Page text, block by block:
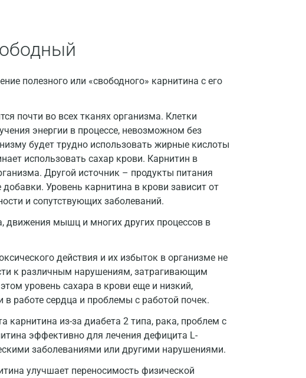
полезного или «свободного» карнитина с его
почти во всех тканях организма. Клетки
энергии в процессе, невозможном без
будет трудно использовать жирные кислоты
использовать сахар крови. Карнитин в
Другой источник – продукты питания
Уровень карнитина в крови зависит от
и сопутствующих заболеваний.
движения мышц и многих других процессов в
действия и их избыток в организме не
к различным нарушениям, затрагивающим
уровень сахара в крови еще и низкий,
работе сердца и проблемы с работой почек.
из-за диабета 2 типа, рака, проблем с
эффективно для лечения дефицита L-
заболеваниями или другими нарушениями.
улучшает переносимость физической
Армавир
Барнаул
Брянск
Великий Новгород
Владимир
Волгоград
Вологда
Воронеж
Всеволожск
Гатчина